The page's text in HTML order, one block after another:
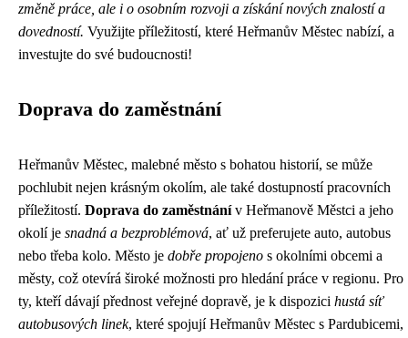
změně práce, ale i o osobním rozvoji a získání nových znalostí a
dovedností. Využijte příležitostí, které Heřmanův Městec nabízí, a
investujte do své budoucnosti!
Doprava do zaměstnání
Heřmanův Městec, malebné město s bohatou historií, se může
pochlubit nejen krásným okolím, ale také dostupností pracovních
příležitostí. Doprava do zaměstnánív Heřmanově Městci a jeho
okolí je snadná a bezproblémová, ať už preferujete auto, autobus
nebo třeba kolo. Město je dobře propojeno s okolními obcemi a
městy, což otevírá široké možnosti pro hledání práce v regionu. Pro
ty, kteří dávají přednost veřejné dopravě, je k dispozici hustá síť
autobusových linek, které spojují Heřmanův Městec s Pardubicemi,